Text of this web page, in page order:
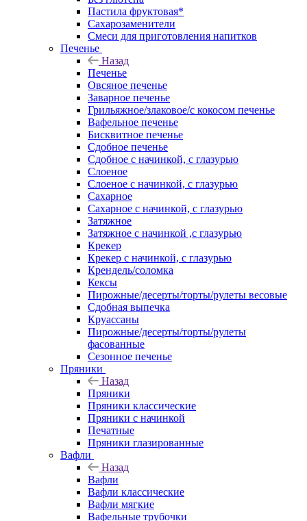
Пастила фруктовая*
Сахарозаменители
Смеси для приготовления напитков
Печенье
Назад
Печенье
Овсяное печенье
Заварное печенье
Грильяжное/злаковое/с кокосом печенье
Вафельное печенье
Бисквитное печенье
Сдобное печенье
Сдобное с начинкой, с глазурью
Слоеное
Слоеное с начинкой, с глазурью
Сахарное
Сахарное с начинкой, с глазурью
Затяжное
Затяжное с начинкой ,с глазурью
Крекер
Крекер с начинкой, с глазурью
Крендель/соломка
Кексы
Пирожные/десерты/торты/рулеты весовые
Сдобная выпечка
Круассаны
Пирожные/десерты/торты/рулеты
фасованные
Сезонное печенье
Пряники
Назад
Пряники
Пряники классические
Пряники с начинкой
Печатные
Пряники глазированные
Вафли
Назад
Вафли
Вафли классические
Вафли мягкие
Вафельные трубочки